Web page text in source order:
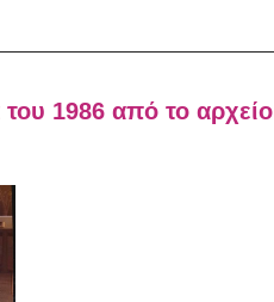
1986 από το αρχείο